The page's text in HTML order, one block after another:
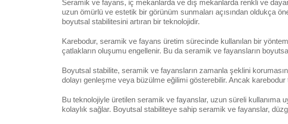
Seramik ve fayans, iç mekanlarda ve dış mekanlarda renkli ve
uzun ömürlü ve estetik bir görünüm sunmaları açısından oldukça
boyutsal stabilitesini artıran bir teknolojidir.
Karebodur, seramik ve fayans üretim sürecinde kullanılan bir
çatlakların oluşumu engellenir. Bu da seramik ve fayansların
Boyutsal stabilite, seramik ve fayansların zamanla şeklini
dolayı genleşme veya büzülme eğilimi gösterebilir. Ancak
Bu teknolojiyle üretilen seramik ve fayanslar, uzun süreli kullanıma
kolaylık sağlar. Boyutsal stabiliteye sahip seramik ve fayanslar,